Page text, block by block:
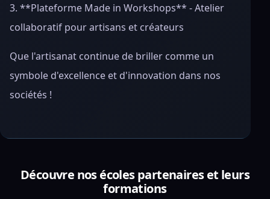
3. **Plateforme Made in Workshops** - Atelier
collaboratif pour artisans et créateurs
Que l'artisanat continue de briller comme un
symbole d'excellence et d'innovation dans nos
sociétés !
Découvre nos écoles partenaires et leurs
formations